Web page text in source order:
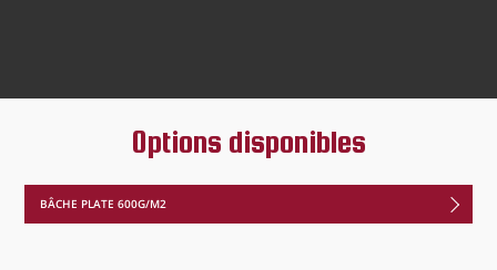
Options disponibles
BÂCHE PLATE 600G/M2